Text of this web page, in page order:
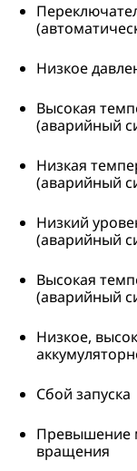
Низкое
Высокая
(аварийный
Низкая
(аварийный
Низкий
(аварийный
Высокая
(аварийный
Низкое,
Сбой запуска
Превышение
вращения